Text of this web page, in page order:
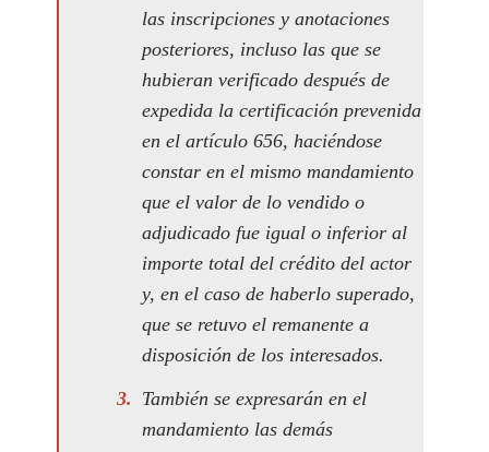
las inscripciones y anotaciones
posteriores, incluso las que se
hubieran verificado después de
expedida la certificación prevenida
en el artículo 656, haciéndose
constar en el mismo mandamiento
que el valor de lo vendido o
adjudicado fue igual o inferior al
importe total del crédito del actor
y, en el caso de haberlo superado,
que se retuvo el remanente a
disposición de los interesados.
También se expresarán en el
mandamiento las demás